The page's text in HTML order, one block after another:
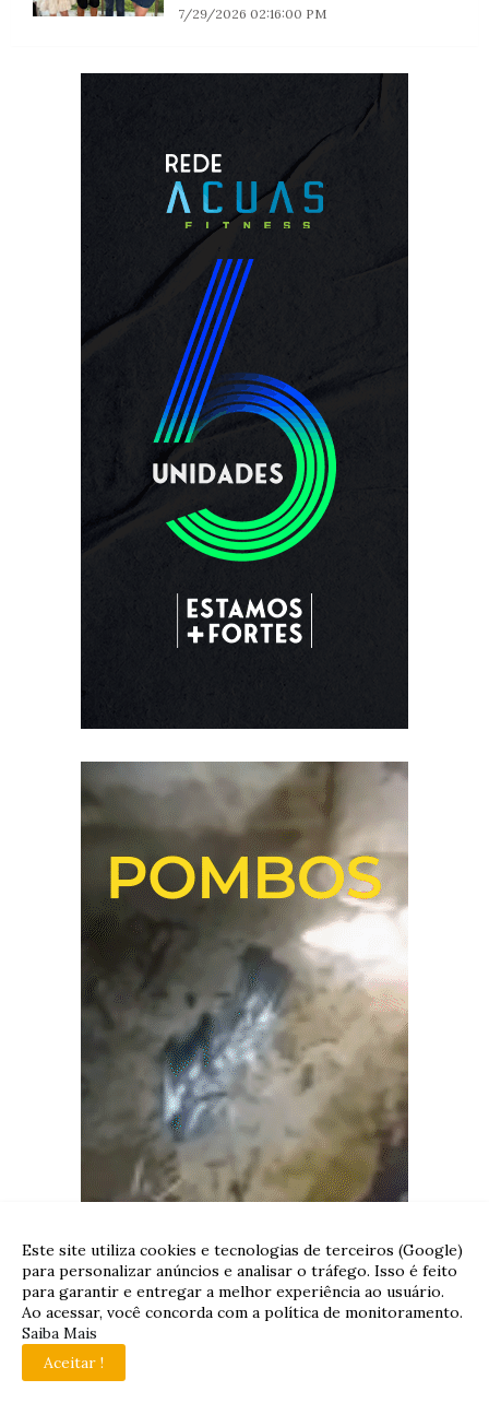
7/29/2026 02:16:00 PM
Este site utiliza cookies e tecnologias de terceiros (Google)
para personalizar anúncios e analisar o tráfego. Isso é feito
para garantir e entregar a melhor experiência ao usuário.
Ao acessar, você concorda com a política de monitoramento.
Saiba Mais
Aceitar !